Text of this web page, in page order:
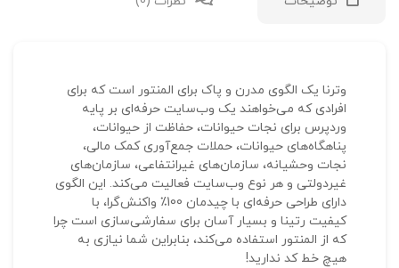
وترنا یک الگوی مدرن و پاک برای المنتور است که برای
افرادی که می‌خواهند یک وب‌سایت حرفه‌ای بر پایه
وردپرس برای نجات حیوانات، حفاظت از حیوانات،
پناهگاه‌های حیوانات، حملات جمع‌آوری کمک مالی،
نجات وحشیانه، سازمان‌های غیرانتفاعی، سازمان‌های
غیردولتی و هر نوع وب‌سایت فعالیت می‌کند. این الگوی
دارای طراحی حرفه‌ای با چیدمان 100٪ واکنش‌گرا، با
کیفیت رتینا و بسیار آسان برای سفارشی‌سازی است چرا
که از المنتور استفاده می‌کند، بنابراین شما نیازی به
هیچ خط کد ندارید!